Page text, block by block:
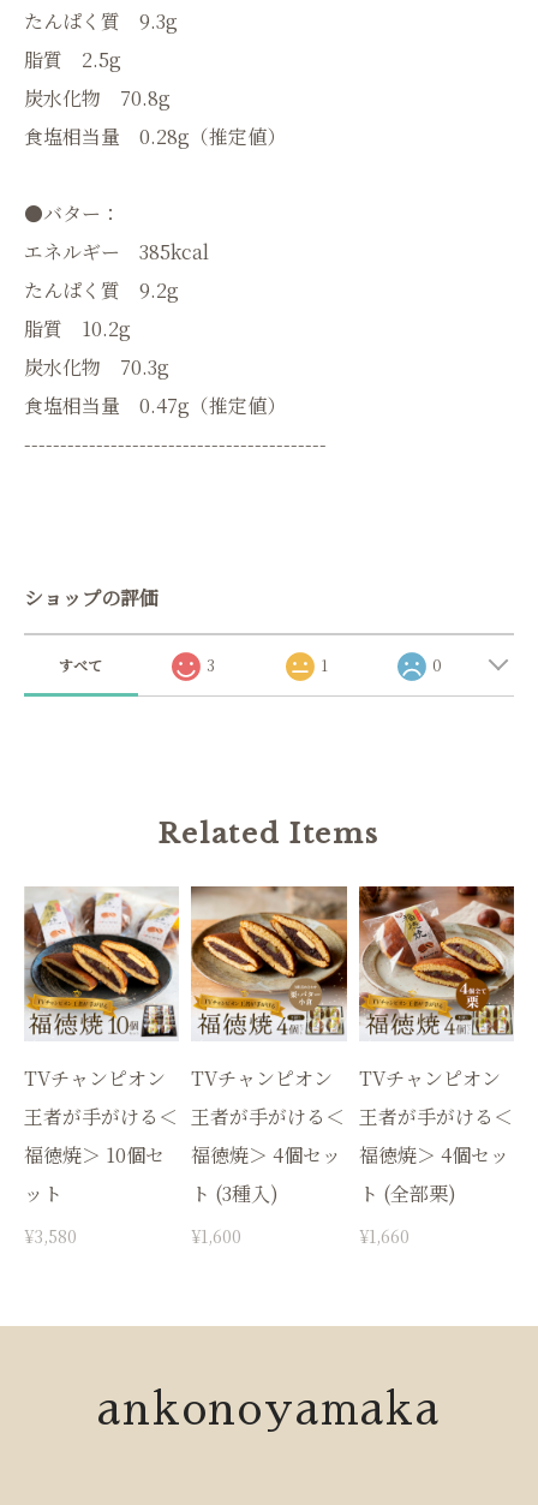
たんぱく質 9.3g
脂質 2.5g
炭水化物 70.8g
食塩相当量 0.28g（推定値）
●バター：
エネルギー 385kcal
たんぱく質 9.2g
脂質 10.2g
炭水化物 70.3g
食塩相当量 0.47g（推定値）
------------------------------------------
ショップの評価
すべて 3 1 0
Related Items
TVチャンピオン
王者が手がける＜
福徳焼＞ 10個セ
ット
¥3,580
TVチャンピオン
王者が手がける＜
福徳焼＞ 4個セッ
ト (3種入)
¥1,600
TVチャンピオン
王者が手がける＜
福徳焼＞ 4個セッ
ト (全部栗)
¥1,660
ankonoyamaka